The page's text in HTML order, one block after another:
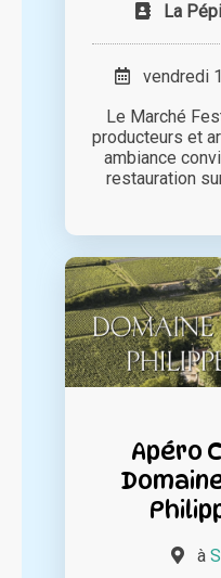
La
vendredi
Le Marché
producteurs et
ambiance
restauration
Apéro
à